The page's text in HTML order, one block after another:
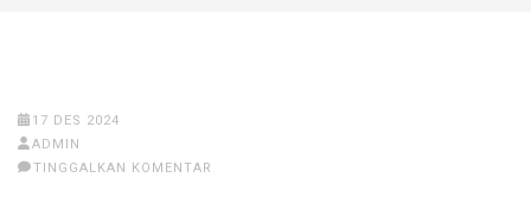
17 DES 2024
ADMIN
TINGGALKAN KOMENTAR